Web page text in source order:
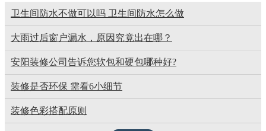
卫生间防水不做可以吗 卫生间防水怎么做
大雨过后窗户漏水，原因究竟出在哪？
安阳装修公司告诉您软包和硬包哪种好?
装修是否环保 需看6小细节
装修色彩搭配原则